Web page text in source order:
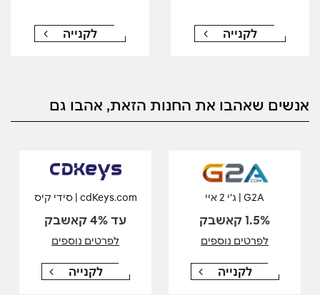
לקנייה לקנייה
אנשים שאהבו את החנות הזאת, אהבו גם
G2A | ג'י 2 איי
1.5% קאשבק
לפרטים נוספים
לקנייה
cdKeys.com | סידי קיס
עד 4% קאשבק
לפרטים נוספים
לקנייה